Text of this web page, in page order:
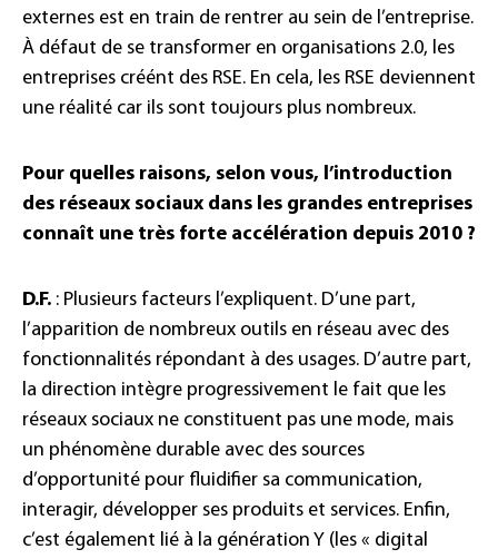
externes est en train de rentrer au sein de l’entreprise.
À défaut de se transformer en organisations 2.0, les
entreprises créént des RSE. En cela, les RSE deviennent
une réalité car ils sont toujours plus nombreux.
Pour quelles raisons, selon vous, l’introduction
des réseaux sociaux dans les grandes entreprises
connaît une très forte accélération depuis 2010 ?
D.F. : Plusieurs facteurs l’expliquent. D’une part,
l’apparition de nombreux outils en réseau avec des
fonctionnalités répondant à des usages. D’autre part,
la direction intègre progressivement le fait que les
réseaux sociaux ne constituent pas une mode, mais
un phénomène durable avec des sources
d’opportunité pour fluidifier sa communication,
interagir, développer ses produits et services. Enfin,
c’est également lié à la génération Y (les « digital